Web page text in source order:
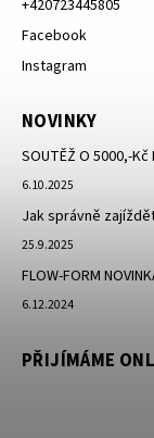
+420723445805
Facebook
Instagram
NOVINKY
SOUTĚŽ O 5000,-Kč
6.10.2025
Jak správně
25.9.2025
FLOW-FORM
6.12.2024
PŘIJÍMÁME